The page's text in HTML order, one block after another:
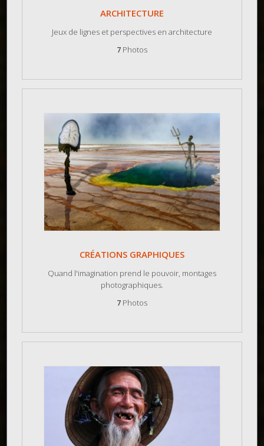
ARCHITECTURE
Jeux de lignes et perspectives en architecture
7 Photos
CRÉATIONS GRAPHIQUES
Quand l'imagination prend le pouvoir, montages
photographiques.
7 Photos